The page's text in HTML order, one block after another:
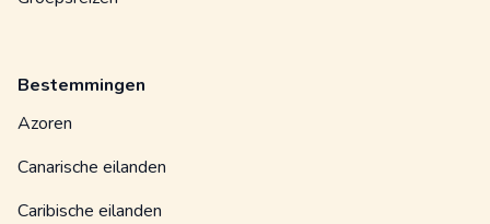
Bestemmingen
Azoren
Canarische eilanden
Caribische eilanden